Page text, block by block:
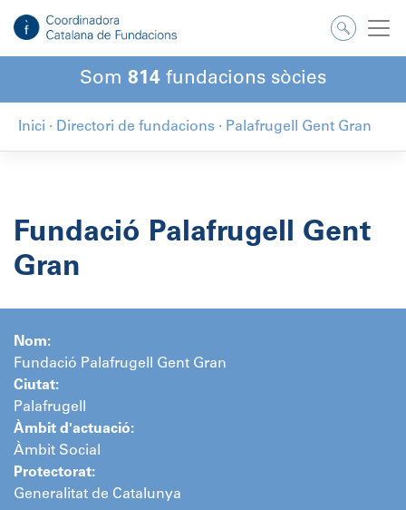
contingut
Som 814 fundacions sòcies
Inici · Directori de fundacions · Palafrugell Gent Gran
Fundació Palafrugell Gent
Gran
Nom:
Fundació Palafrugell Gent Gran
Ciutat:
Palafrugell
Àmbit d'actuació:
Àmbit Social
Protectorat:
Generalitat de Catalunya